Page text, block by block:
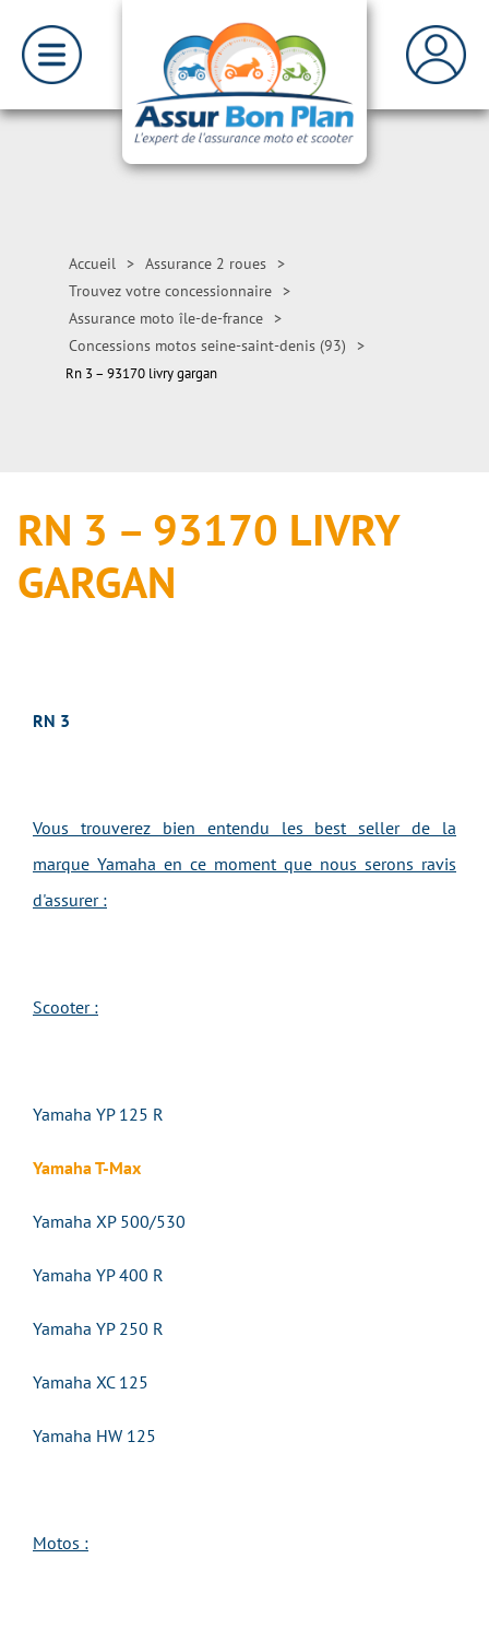
Accueil > Assurance 2 roues >
Trouvez votre concessionnaire >
Assurance moto île-de-france >
Concessions motos seine-saint-denis (93)
>
Rn 3 – 93170 livry gargan
RN 3 – 93170 LIVRY
GARGAN
RN 3
Vous trouverez bien entendu les best seller de la
marque Yamaha en ce moment que nous serons ravis
d'assurer :
Scooter :
Yamaha YP 125 R
Yamaha T-Max
Yamaha XP 500/530
Yamaha YP 400 R
Yamaha YP 250 R
Yamaha XC 125
Yamaha HW 125
Motos :